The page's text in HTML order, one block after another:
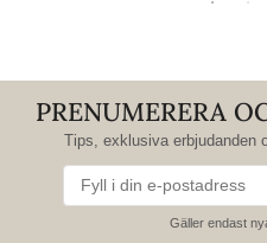
PRENUMERERA
Tips, exklusiva erbjudanden
Gäller endast